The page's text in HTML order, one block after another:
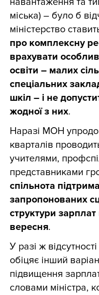
міська) – було б
міністерство
про комплексну
врахувати
освіти – малих
спеціальних
шкіл – і не
жодної з них.
Наразі МОН
кварталів
учителями,
представниками
спільнота
запропонованих
структури
вересня.
У разі ж
обіцяє інший
підвищення
словами міністра,